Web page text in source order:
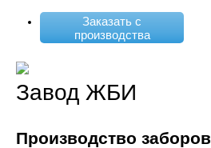
Заказать с
производства
Завод ЖБИ
Производство заборов